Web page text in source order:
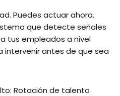
Puedes actuar ahora.
que detecte señales
tus empleados a nivel
intervenir antes de que sea
Rotación de talento